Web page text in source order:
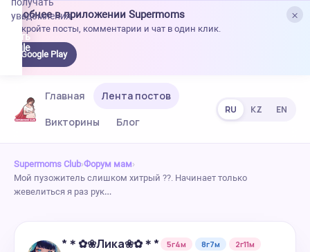
×
Удобнее в приложении Supermoms
Откройте посты, комментарии и чат в один клик.
Google Play
уведомления.
Главная
Лента постов
Викторины
Блог
RU KZ EN
Supermoms Club›Форум мам›
Мой пузожитель слишком хитрый ??. Начинает только
жевелиться я раз рук…
*＊✿❀Лика❀✿＊* 5г4м 8г7м
2г11м